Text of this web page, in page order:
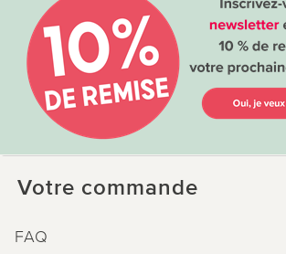
Votre commande
FAQ